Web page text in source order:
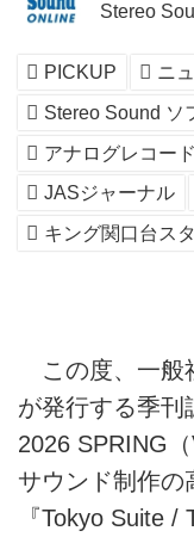
Stereo
PICKUP ニ
Stereo Sound ソ
アナログレコード
JASジャーナル
キング関口台ス
この度、一般
が発行する季刊
2026 SPRING
サウンド制作の
『Tokyo Suite